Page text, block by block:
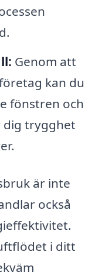
Genom att
kan du
fönstren och
dig trygghet
är inte
också
i ditt